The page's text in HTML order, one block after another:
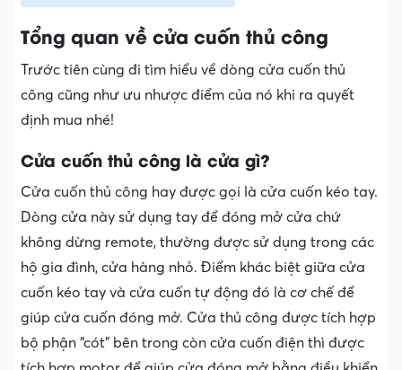
Tổng quan về cửa cuốn thủ công
Trước tiên cùng đi tìm hiểu về dòng cửa cuốn thủ
công cũng như ưu nhược điểm của nó khi ra quyết
định mua nhé!
Cửa cuốn thủ công là cửa gì?
Cửa cuốn thủ công hay được gọi là cửa cuốn kéo tay.
Dòng cửa này sử dụng tay để đóng mở cửa chứ
không dừng remote, thường được sử dụng trong các
hộ gia đình, cửa hàng nhỏ. Điểm khác biệt giữa cửa
cuốn kéo tay và cửa cuốn tự động đó là cơ chế để
giúp cửa cuốn đóng mở. Cửa thủ công được tích hợp
bộ phận “cót” bên trong còn cửa cuốn điện thì được